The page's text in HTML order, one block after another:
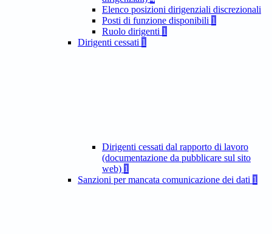
Elenco posizioni dirigenziali discrezionali
Posti di funzione disponibili 1
Ruolo dirigenti 1
Dirigenti cessati 1
Dirigenti cessati dal rapporto di lavoro
(documentazione da pubblicare sul sito
web) 1
Sanzioni per mancata comunicazione dei dati 1